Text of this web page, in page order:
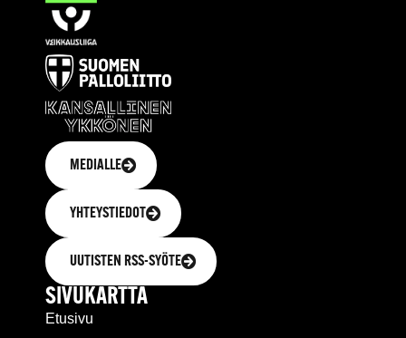
MEDIALLE
YHTEYSTIEDOT
UUTISTEN RSS-SYÖTE
SIVUKARTTA
Etusivu